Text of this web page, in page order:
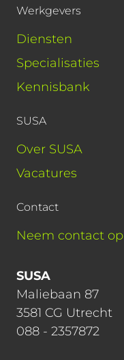
Werkgevers
Diensten
Specialisaties
Kennisbank
SUSA
Over SUSA
Vacatures
Contact
Neem contact op
SUSA
Maliebaan 87
3581 CG Utrecht
088 - 2357872